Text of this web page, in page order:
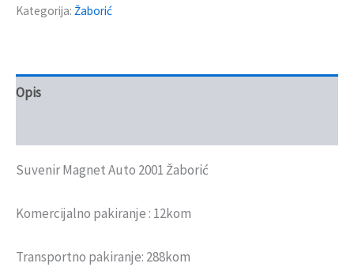
Kategorija: Žaborić
Opis
Suvenir Magnet Auto 2001 Žaborić
Komercijalno pakiranje : 12kom
Transportno pakiranje: 288kom